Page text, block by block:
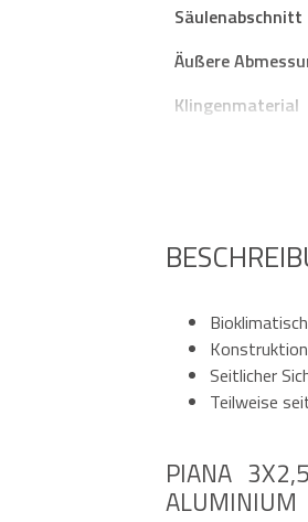
Säulenabschnitt
Äußere
Klingenmaterial
Seitlicher
Teilweise
PIANA
ALUMINIUM